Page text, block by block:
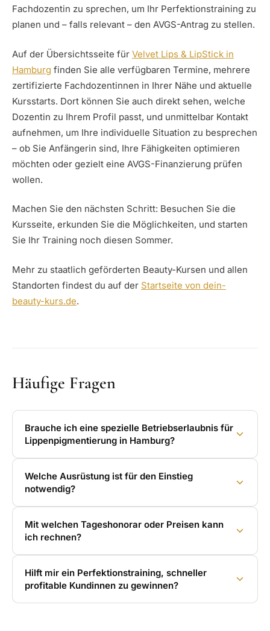
Fachdozentin zu sprechen, um Ihr Perfektionstraining zu
planen und – falls relevant – den AVGS-Antrag zu stellen.
Auf der Übersichtsseite für Velvet Lips & LipStick in
Hamburg finden Sie alle verfügbaren Termine, mehrere
zertifizierte Fachdozentinnen in Ihrer Nähe und aktuelle
Kursstarts. Dort können Sie auch direkt sehen, welche
Dozentin zu Ihrem Profil passt, und unmittelbar Kontakt
aufnehmen, um Ihre individuelle Situation zu besprechen
– ob Sie Anfängerin sind, Ihre Fähigkeiten optimieren
möchten oder gezielt eine AVGS-Finanzierung prüfen
wollen.
Machen Sie den nächsten Schritt: Besuchen Sie die
Kursseite, erkunden Sie die Möglichkeiten, und starten
Sie Ihr Training noch diesen Sommer.
Mehr zu staatlich geförderten Beauty-Kursen und allen
Standorten findest du auf der Startseite von dein-
beauty-kurs.de.
Häufige Fragen
Brauche ich eine spezielle Betriebserlaubnis für
Lippenpigmentierung in Hamburg?
Welche Ausrüstung ist für den Einstieg
notwendig?
Mit welchen Tageshonorar oder Preisen kann
ich rechnen?
Hilft mir ein Perfektionstraining, schneller
profitable Kundinnen zu gewinnen?